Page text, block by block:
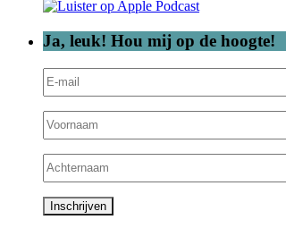
Ja, leuk! Hou mij op de hoogte!